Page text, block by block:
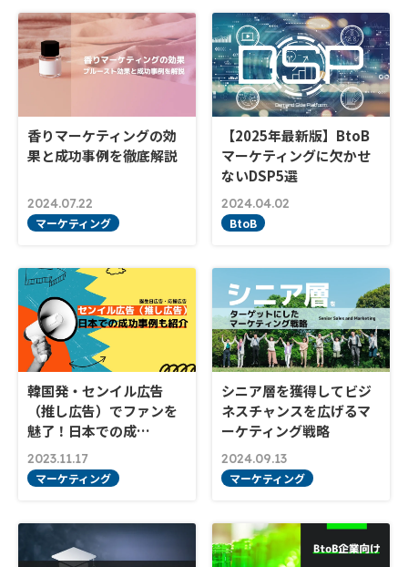
香りマーケティングの効
果と成功事例を徹底解説
2024.07.22
マーケティング
【2025年最新版】BtoB
マーケティングに欠かせ
ないDSP5選
2024.04.02
BtoB
韓国発・センイル広告
（推し広告）でファンを
魅了！日本での成…
2023.11.17
マーケティング
シニア層を獲得してビジ
ネスチャンスを広げるマ
ーケティング戦略
2024.09.13
マーケティング